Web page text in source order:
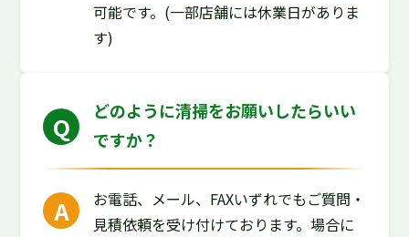
可能です。(一部店舗には休業日がありま
す)
どのように清掃をお願いしたらいい
ですか？
お電話、メール、FAXいずれでもご質問・
見積依頼を受け付けております。場合に